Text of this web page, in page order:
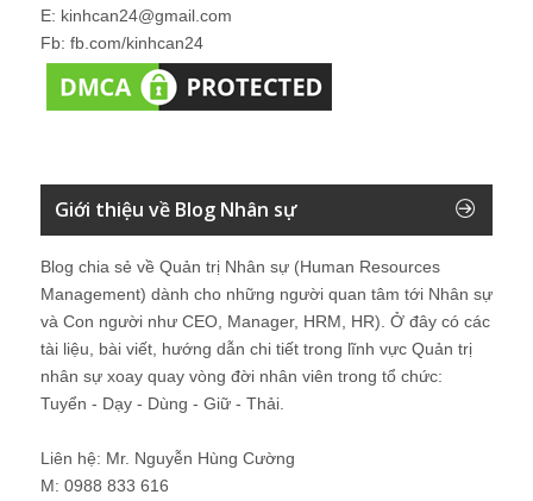
E: kinhcan24@gmail.com
Fb: fb.com/kinhcan24
Giới thiệu về Blog Nhân sự
Blog chia sẻ về Quản trị Nhân sự (Human Resources
Management) dành cho những người quan tâm tới Nhân sự
và Con người như CEO, Manager, HRM, HR). Ở đây có các
tài liệu, bài viết, hướng dẫn chi tiết trong lĩnh vực Quản trị
nhân sự xoay quay vòng đời nhân viên trong tổ chức:
Tuyển - Dạy - Dùng - Giữ - Thải.
Liên hệ: Mr. Nguyễn Hùng Cường
M: 0988 833 616